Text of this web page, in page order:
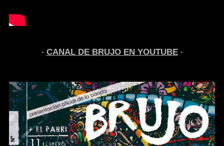
CANAL DE BRUJO EN YOUTUBE